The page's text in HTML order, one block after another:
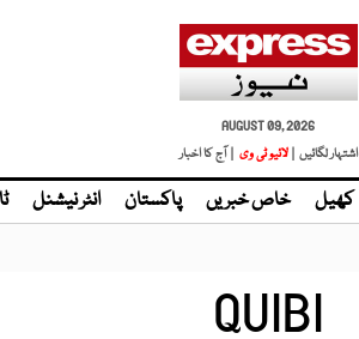
AUGUST 09, 2026
اشتہار لگائیں |
| آج کا اخبار
کھیل خاص خبریں پاکستان انٹر نیشنل
QUIBI